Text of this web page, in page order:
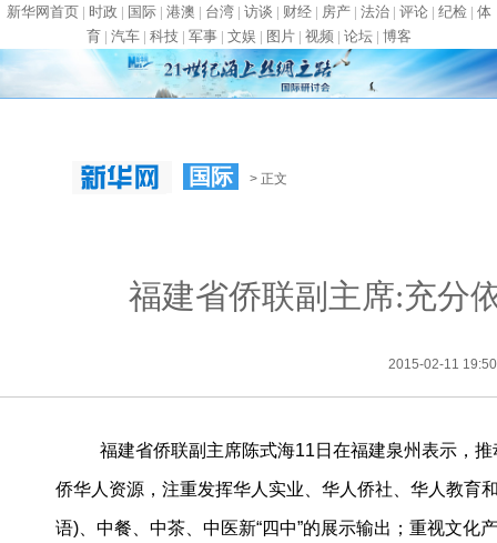
新华网首页| 时政 | 国际| 港澳 | 台湾| 访谈 | 财经| 房产| 法治| 评论| 纪检| 体
育| 汽车| 科技| 军事| 文娱 | 图片| 视频| 论坛| 博客
国际 > 正文
福建省侨联副主席:充分
2015-02-11
福建省侨联副主席陈式海11日在福建泉州表示，
侨华人资源，注重发挥华人实业、华人侨社、华人教育
语)、中餐、中茶、中医新“四中”的展示输出；重视文